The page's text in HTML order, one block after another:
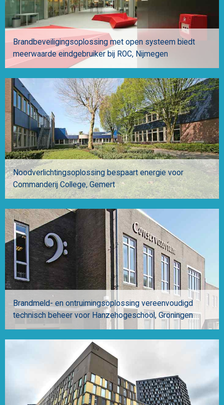
Brandbeveiligingsoplossing met open systeem biedt
meerwaarde eindgebruiker bij ROC
Nijmegen
Noodverlichtingsoplossing bespaart energie voor
Commanderij College Gemert
Brandmeld- en ontruimingsoplossing vereenvoudigd
technisch beheer voor Hanzehogeschool Groningen